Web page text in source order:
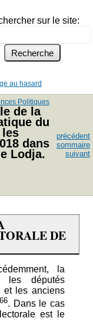
sur le site:
au hasard
Politiques
de la
du
les
dans
Lodja.
précédent
sommaire
suivant
DE
la
les députés
et les anciens
66. Dans le cas
est le